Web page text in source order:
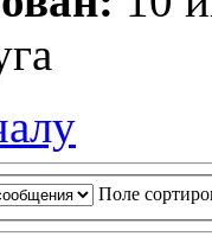
Поле